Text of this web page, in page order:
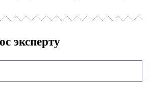
эксперту